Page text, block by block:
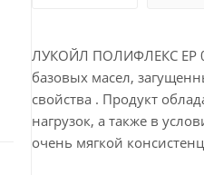
ЛУКОЙЛ ПОЛИФЛЕКС ЕР 0-
базовых масел,
свойства . Продукт
нагрузок, а также в
очень мягкой